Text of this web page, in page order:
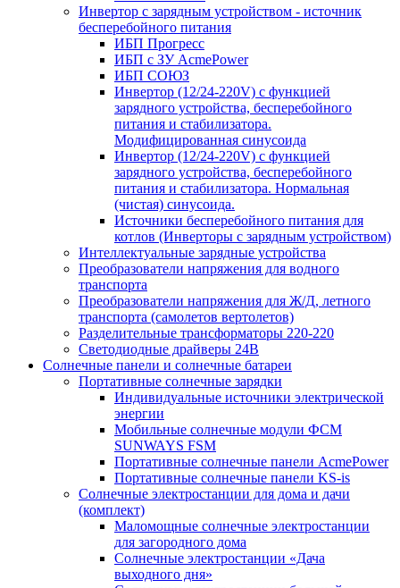
Инвертор с зарядным устройством - источник
бесперебойного питания
ИБП Прогресс
ИБП с ЗУ AcmePower
ИБП СОЮЗ
Инвертор (12/24-220V) с функцией
зарядного устройства, бесперебойного
питания и стабилизатора.
Модифицированная синусоида
Инвертор (12/24-220V) с функцией
зарядного устройства, бесперебойного
питания и стабилизатора. Нормальная
(чистая) синусоида.
Источники бесперебойного питания для
котлов (Инверторы с зарядным устройством)
Интеллектуальные зарядные устройства
Преобразователи напряжения для водного
транспорта
Преобразователи напряжения для Ж/Д, летного
транспорта (самолетов вертолетов)
Разделительные трансформаторы 220-220
Светодиодные драйверы 24В
Солнечные панели и солнечные батареи
Портативные солнечные зарядки
Индивидуальные источники электрической
энергии
Мобильные солнечные модули ФСМ
SUNWAYS FSM
Портативные солнечные панели AcmePower
Портативные солнечные панели KS-is
Солнечные электростанции для дома и дачи
(комплект)
Маломощные солнечные электростанции
для загородного дома
Солнечные электростанции «Дача
выходного дня»